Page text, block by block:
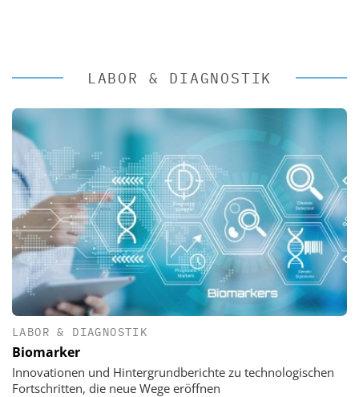
LABOR & DIAGNOSTIK
LABOR & DIAGNOSTIK
Biomarker
Innovationen und Hintergrundberichte zu technologischen
Fortschritten, die neue Wege eröffnen